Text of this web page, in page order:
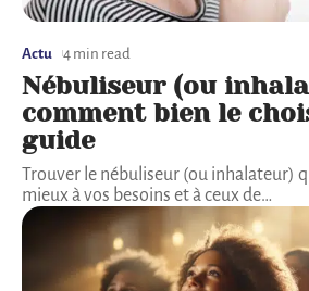
Actu 4 min read
Nébuliseur (ou
comment bien le
guide
Trouver le nébuliseur (ou inhalateur)
mieux à vos besoins et à ceux de…